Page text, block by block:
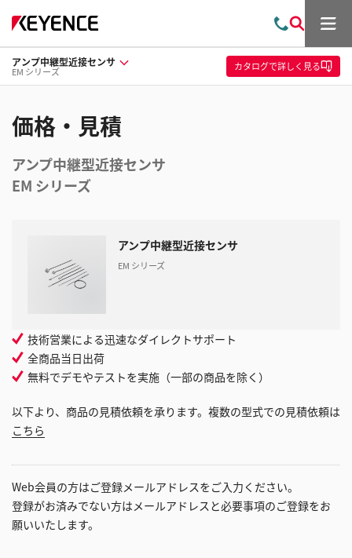
問
い
合
わ
索
メ
ュ
ー
アンプ中継型近接センサ
EM シリーズ カタログで詳しく見る
価格・見積
アンプ中継型近接センサ
EM シリーズ
アンプ中継型近接センサ
EM シリーズ
技術営業による迅速なダイレクトサポート
全商品当日出荷
無料でデモやテストを実施（一部の商品を除く）
以下より、商品の見積依頼を承ります。複数の型式での見積依頼は
こちら
Web会員の方はご登録メールアドレスをご入力ください。
登録がお済みでない方はメールアドレスと必要事項のご登録をお
願いいたします。